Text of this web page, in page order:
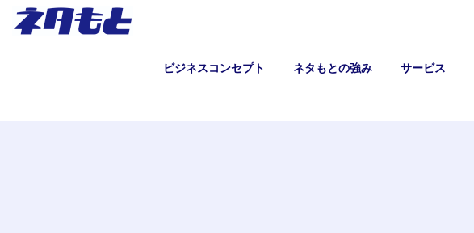
ビジネスコンセプト ネタもとの強み サービス